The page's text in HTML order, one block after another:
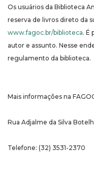
Os usuários da Biblioteca
reserva de livros direto da
www.fagoc.br/biblioteca. É
autor e assunto. Nesse
regulamento da biblioteca.
Mais informações na
Rua Adjalme da Silva
Telefone: (32) 3531-2370